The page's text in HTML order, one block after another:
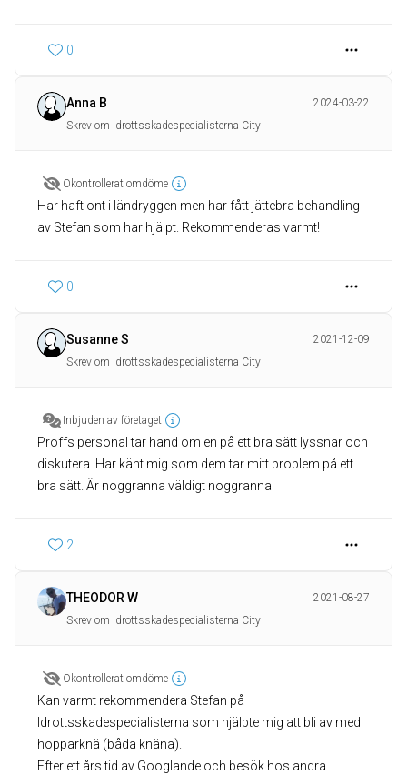
0
Anna B
2024-03-22
Skrev om Idrottsskadespecialisterna City
Okontrollerat omdöme
Har haft ont i ländryggen men har fått jättebra behandling
av Stefan som har hjälpt. Rekommenderas varmt!
0
Susanne S
2021-12-09
Skrev om Idrottsskadespecialisterna City
Inbjuden av företaget
Proffs personal tar hand om en på ett bra sätt lyssnar och
diskutera. Har känt mig som dem tar mitt problem på ett
bra sätt. Är noggranna väldigt noggranna
2
THEODOR W
2021-08-27
Skrev om Idrottsskadespecialisterna City
Okontrollerat omdöme
Kan varmt rekommendera Stefan på
Idrottsskadespecialisterna som hjälpte mig att bli av med
hopparknä (båda knäna).
Efter ett års tid av Googlande och besök hos andra